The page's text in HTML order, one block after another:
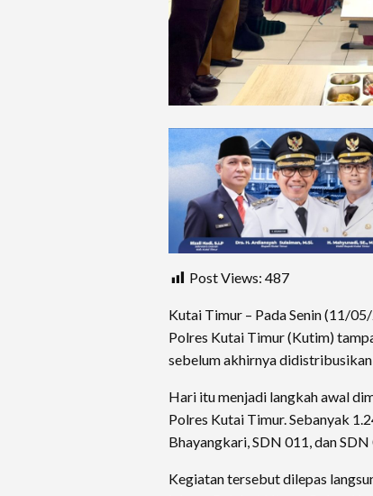
Post Views: 487
Kutai Timur – Pada Senin (11/
Polres Kutai Timur (Kutim)
sebelum akhirnya
Hari itu menjadi langkah awal
Polres Kutai Timur. Sebanyak
Bhayangkari, SDN 011, dan
Kegiatan tersebut dilepas